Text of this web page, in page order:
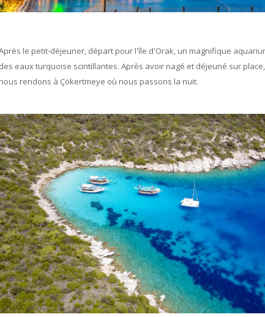
le petit-déjeuner, départ pour l'île d'Orak, un magnifique
eaux turquoise scintillantes. Après avoir nagé et déjeuné sur
rendons à Çökertmeye où nous passons la nuit.